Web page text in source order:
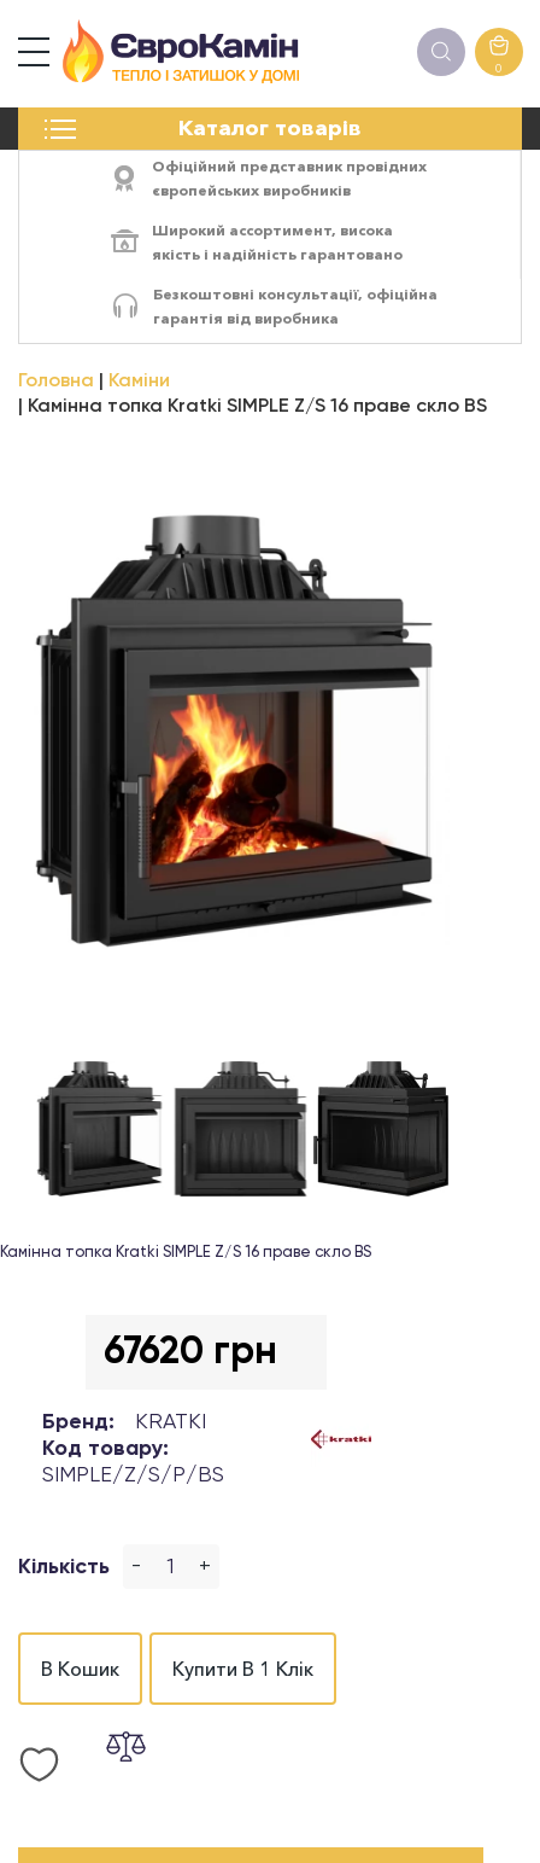
0
Каталог товарів
ПЕЧІ
ЕЛЕКТРОКАМІНИ
АКСЕСУАРИ
Офіційний представник провідних
європейських виробників
Широкий ассортимент, висока
якість і надійність гарантовано
Безкоштовні консультації, офіційна
гарантія від виробника
Головна
Каміни
Камінна топка Kratki SIMPLE Z/S 16 праве скло BS
Камінна топка Kratki SIMPLE Z/S 16 праве скло BS
67620 грн
Бренд:
KRATKI
Код товару:
SIMPLE/Z/S/P/BS
Кількість - +
В Кошик Купити В 1 Клік